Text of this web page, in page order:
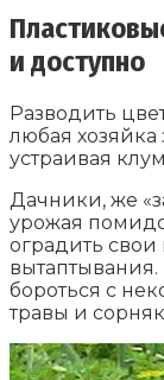
и доступно
Разводить
любая хозяйка
устраивая
Дачники, же
урожая
оградить свои
вытаптывания.
бороться с
травы и